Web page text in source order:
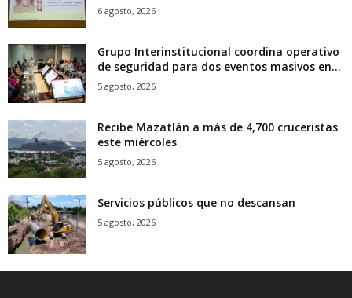
6 agosto, 2026
Grupo Interinstitucional coordina operativo
de seguridad para dos eventos masivos en...
5 agosto, 2026
Recibe Mazatlán a más de 4,700 cruceristas
este miércoles
5 agosto, 2026
Servicios públicos que no descansan
5 agosto, 2026